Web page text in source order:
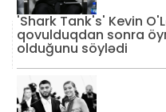
'Shark Tank's' Kevin
qovulduqdan sonra
olduğunu söylədi